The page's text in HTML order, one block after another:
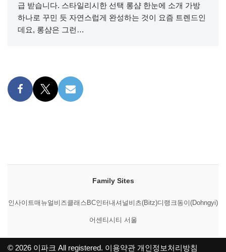
급 받습니다. 스타일리시한 선택 롱샴 한눈에 소개 가방
하나로 꾸민 듯 자연스럽게 완성하는 것이 요즘 트렌드인
데요, 롱샴은 그런…
Family Sites
인사이트매뉴얼 비즈클래스 BC인터내셔널 비츠(Bitz)디랭크동이(Dohngyi)
어센티시티 서울
© 2026 이파크 All registered. 이용약관 개인정보처리방침